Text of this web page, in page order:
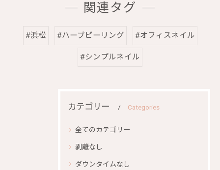
関連タグ
#浜松 #ハーブピーリング #オフィスネイル
#シンプルネイル
カテゴリー Categories
全てのカテゴリー
剥離なし
ダウンタイムなし